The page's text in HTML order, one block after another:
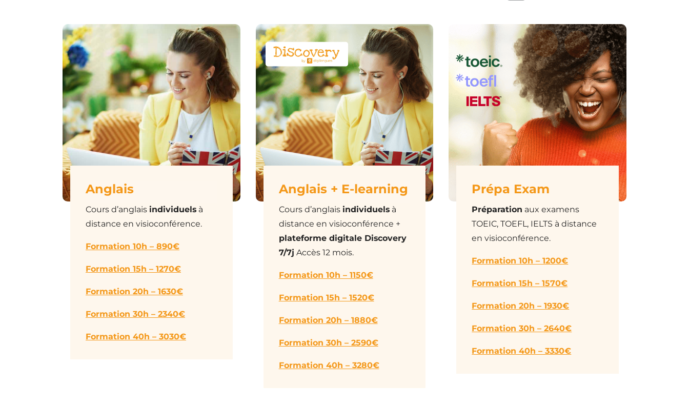
Anglais
Cours d’anglais individuels à
distance en visioconférence.
Formation 10h – 890€
Formation 15h – 1270€
Formation 20h – 1630€
Formation 30h – 2340€
Formation 40h – 3030€
Anglais + E-learning
Cours d’anglais individuelsà
distance en visioconférence +
plateforme digitale Discovery
7/7j Accès 12 mois.
Formation 10h – 1150€
Formation 15h – 1520€
Formation 20h – 1880€
Formation 30h – 2590€
Formation 40h – 3280€
Prépa Exam
Préparation aux examens
TOEIC, TOEFL, IELTS à distance
en visioconférence.
Formation 10h – 1200€
Formation 15h – 1570€
Formation 20h – 1930€
Formation 30h – 2640€
Formation 40h – 3330€